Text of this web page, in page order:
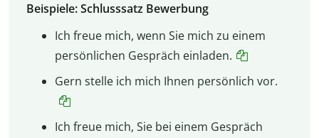
Beispiele: Schlusssatz Bewerbung
Ich freue mich, wenn Sie mich zu einem
persönlichen Gespräch einladen.
Gern stelle ich mich Ihnen persönlich vor.
Ich freue mich, Sie bei einem Gespräch